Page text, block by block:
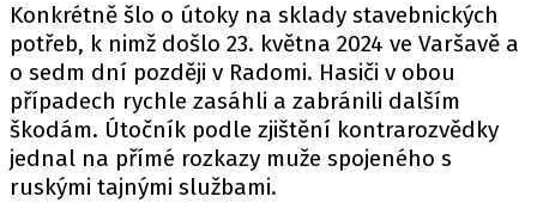
Konkrétně šlo o útoky na sklady stavebnických
potřeb, k nimž došlo 23. května 2024 ve Varšavě a
o sedm dní později v Radomi. Hasiči v obou
případech rychle zasáhli a zabránili dalším
škodám. Útočník podle zjištění kontrarozvědky
jednal na přímé rozkazy muže spojeného s
ruskými tajnými službami.